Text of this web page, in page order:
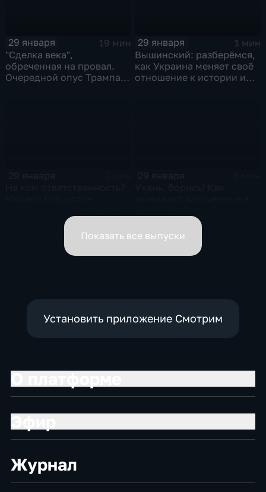
29 января
19 мин
"Сделка века",
обреченная на провал.
Очередной опус Трампа.
29 января
1 мин
Вышинский: разберёмся,
как Украина меняет своё
отношение к истории и
вице-премьеров
Показать все выпуски
Установить приложение Смотрим
Журнал